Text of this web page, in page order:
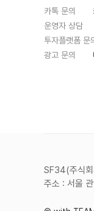
카톡 문의
운영자 상담
투자플랫폼 문
광고 문의
SF34(주식회
주소 : 서울